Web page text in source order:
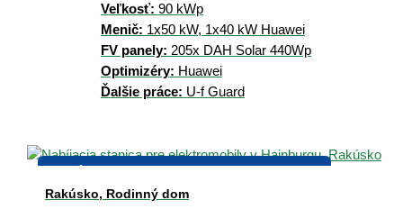
Veľkosť: 90 kWp
Menič: 1x50 kW, 1x40 kW Huawei
FV panely: 205x DAH Solar 440Wp
Optimizéry: Huawei
Ďalšie práce: U-f Guard
Rakúsko, Rodinný dom